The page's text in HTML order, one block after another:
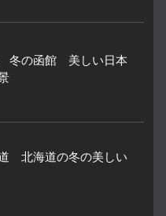
冬の函館 美しい日本
北海道の冬の美しい